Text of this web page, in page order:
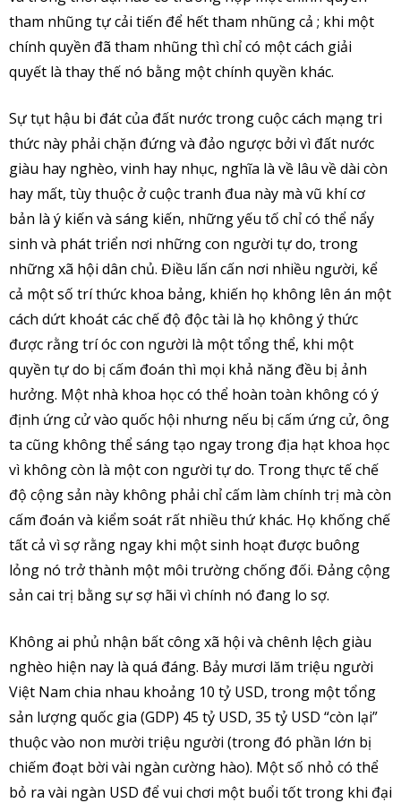
tham nhũng tự cải tiến để hết tham nhũng cả ; khi một
chính quyền đã tham nhũng thì chỉ có một cách giải
quyết là thay thế nó bằng một chính quyền khác.
Sự tụt hậu bi đát của đất nước trong cuộc cách mạng tri
thức này phải chặn đứng và đảo ngược bởi vì đất nước
giàu hay nghèo, vinh hay nhục, nghĩa là về lâu về dài còn
hay mất, tùy thuộc ở cuộc tranh đua này mà vũ khí cơ
bản là ý kiến và sáng kiến, những yếu tố chỉ có thể nẩy
sinh và phát triển nơi những con người tự do, trong
những xã hội dân chủ. Điều lấn cấn nơi nhiều người, kể
cả một số trí thức khoa bảng, khiến họ không lên án một
cách dứt khoát các chế độ độc tài là họ không ý thức
được rằng trí óc con người là một tổng thể, khi một
quyền tự do bị cấm đoán thì mọi khả năng đều bị ảnh
hưởng. Một nhà khoa học có thể hoàn toàn không có ý
định ứng cử vào quốc hội nhưng nếu bị cấm ứng cử, ông
ta cũng không thể sáng tạo ngay trong địa hạt khoa học
vì không còn là một con người tự do. Trong thực tế chế
độ cộng sản này không phải chỉ cấm làm chính trị mà còn
cấm đoán và kiểm soát rất nhiều thứ khác. Họ khống chế
tất cả vì sợ rằng ngay khi một sinh hoạt được buông
lỏng nó trở thành một môi trường chống đối. Đảng cộng
sản cai trị bằng sự sợ hãi vì chính nó đang lo sợ.
Không ai phủ nhận bất công xã hội và chênh lệch giàu
nghèo hiện nay là quá đáng. Bảy mươi lăm triệu người
Việt Nam chia nhau khoảng 10 tỷ USD, trong một tổng
sản lượng quốc gia (GDP) 45 tỷ USD, 35 tỷ USD “còn lại”
thuộc vào non mười triệu người (trong đó phần lớn bị
chiếm đoạt bời vài ngàn cường hào). Một số nhỏ có thể
bỏ ra vài ngàn USD để vui chơi một buổi tốt trong khi đại